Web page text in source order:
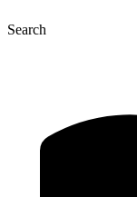
Search